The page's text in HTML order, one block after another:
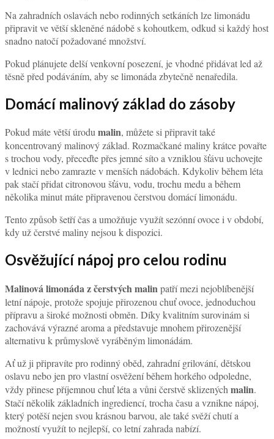
Na zahradních oslavách nebo rodinných setkáních lze limonádu
připravit ve větší skleněné nádobě s kohoutkem, odkud si každý host
snadno natočí požadované množství.
Pokud plánujete delší venkovní posezení, je vhodné přidávat led až
těsně před podáváním, aby se limonáda zbytečně nenaředila.
Domácí malinový základ do zásoby
Pokud máte větší úrodu malin, můžete si připravit také
koncentrovaný malinový základ. Rozmačkané maliny krátce povařte
s trochou vody, přeceďte přes jemné síto a vzniklou šťávu uchovejte
v lednici nebo zamrazte v menších nádobách. Kdykoliv během léta
pak stačí přidat citronovou šťávu, vodu, trochu medu a během
několika minut máte připravenou čerstvou domácí limonádu.
Tento způsob šetří čas a umožňuje využít sezónní ovoce i v období,
kdy už čerstvé maliny nejsou k dispozici.
Osvěžující nápoj pro celou rodinu
Malinová limonáda z čerstvých malinpatří mezi nejoblíbenější
letní nápoje, protože spojuje přirozenou chuť ovoce, jednoduchou
přípravu a široké možnosti obměn. Díky kvalitním surovinám si
zachovává výrazné aroma a představuje mnohem přirozenější
alternativu k průmyslově vyráběným limonádám.
Ať už ji připravíte pro rodinný oběd, zahradní grilování, dětskou
oslavu nebo jen pro vlastní osvěžení během horkého odpoledne,
vždy přinese příjemnou chuť léta a vůni čerstvě sklizených malin.
Stačí několik základních ingrediencí, trocha času a vznikne nápoj,
který potěší nejen svou krásnou barvou, ale také svěží chutí a
možností využít to nejlepší, co letní zahrada nabízí.